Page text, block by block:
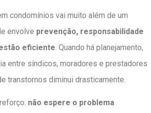
condomínios vai muito além de um
envolve prevenção, responsabilidade
eficiente . Quando há planejamento,
entre síndicos, moradores e prestadores
transtornos diminui drasticamente.
não espere o problema